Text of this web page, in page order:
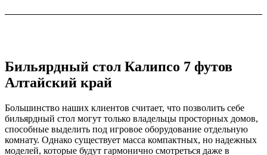
Бильярдный стол Калипсо 7 футов
Алтайский край
Большинство наших клиентов считает, что позволить себе
бильярдный стол могут только владельцы просторных домов,
способные выделить под игровое оборудование отдельную
комнату. Однако существует масса компактных, но надежных
моделей, которые будут гармонично смотреться даже в